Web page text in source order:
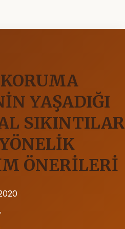
YAŞADIĞI
SIKINTILAR
ÖNERİLERİ